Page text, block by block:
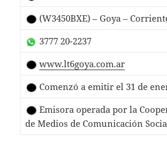
(W3450BXE) – Goya –
3777 20-2237
www.lt6goya.com.ar
Comenzó a emitir el 31 de
Emisora operada por la
de Medios de Comunicación